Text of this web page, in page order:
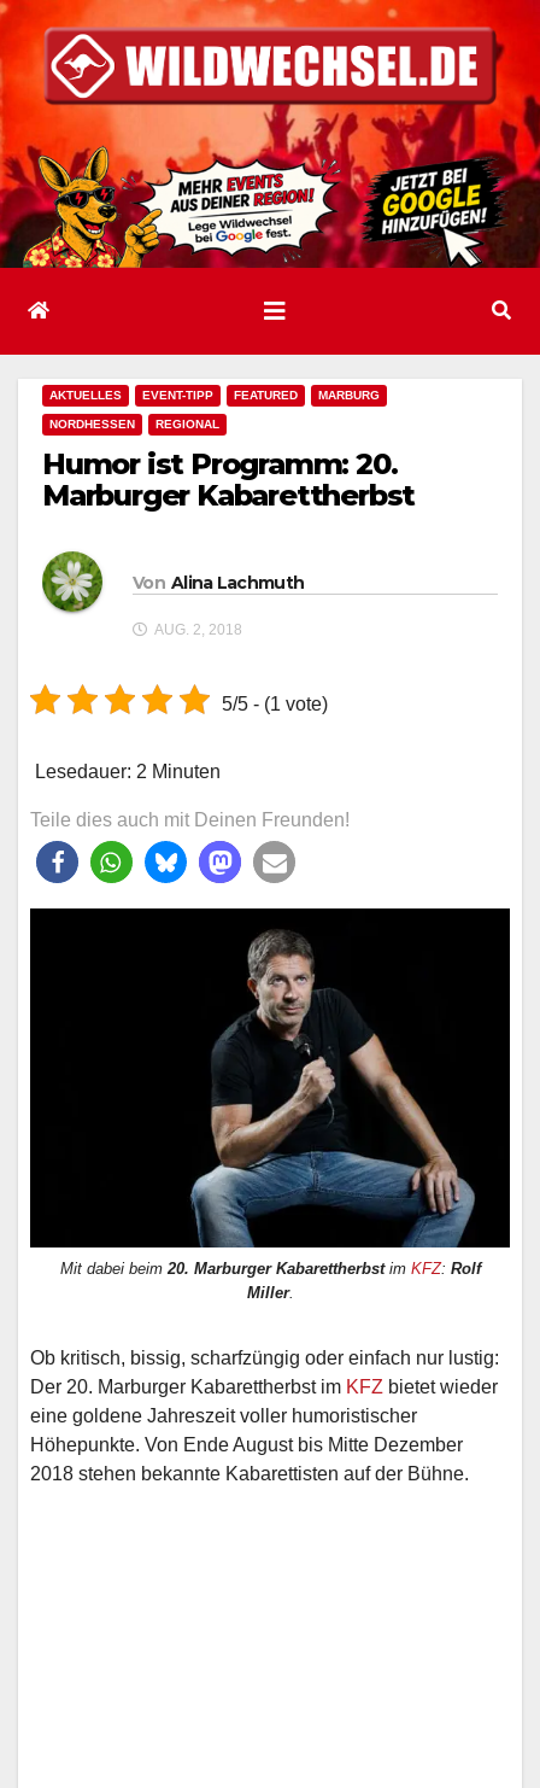
Inhalt
springen
AKTUELLES EVENT-TIPP FEATURED MARBURG
NORDHESSEN REGIONAL
Humor ist Programm: 20.
Marburger Kabarettherbst
Von Alina Lachmuth
AUG. 2, 2018
5/5 - (1 vote)
Lesedauer: 2 Minuten
Teile dies auch mit Deinen Freunden!
Mit dabei beim20. Marburger Kabarettherbstim KFZ: Rolf
Miller.
Ob kritisch, bissig, scharfzüngig oder einfach nur lustig:
Der 20. Marburger Kabarettherbst im KFZ bietet wieder
eine goldene Jahreszeit voller humoristischer
Höhepunkte. Von Ende August bis Mitte Dezember
2018 stehen bekannte Kabarettisten auf der Bühne.